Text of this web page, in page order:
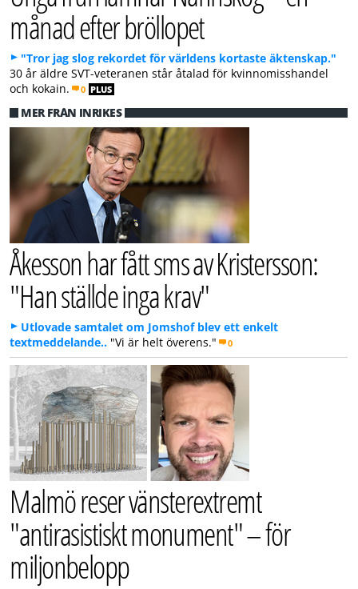
månad efter bröllopet
"Tror jag slog rekordet för världens kortaste äktenskap."
30 år äldre SVT-veteranen står åtalad för kvinnomisshandel
och kokain.
0 PLUS
MER FRÅN INRIKES
Åkesson har fått sms av Kristersson:
"Han ställde inga krav"
Utlovade samtalet om Jomshof blev ett enkelt
textmeddelande.. "Vi är helt överens." 0
Malmö reser vänsterextremt
"antirasistiskt monument" – för
miljonbelopp